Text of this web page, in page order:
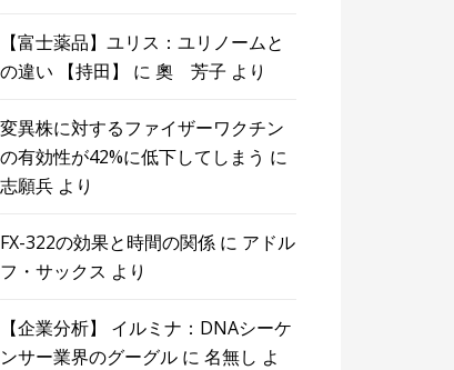
【富士薬品】ユリス：ユリノームと
の違い 【持田】
に奧 芳子 より
変異株に対するファイザーワクチン
の有効性が42%に低下してしまう に
志願兵 より
FX-322の効果と時間の関係 に アドル
フ・サックス より
【企業分析】 イルミナ：DNAシーケ
ンサー業界のグーグル に名無し よ